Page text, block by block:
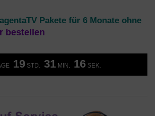
Pakete für 6 Monate ohne
bestellen
19 STD. 31 MIN. 15 SEK.